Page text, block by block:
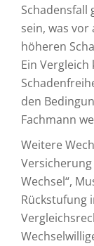
Schadensfall
sein, was
höheren
Ein
den
Fachmann
Weitere
Wechsel“,
Rückstufung